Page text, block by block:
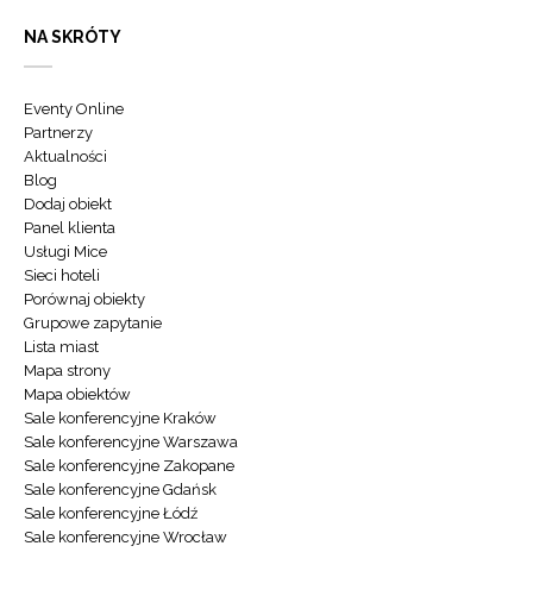
NA SKRÓTY
Eventy Online
Partnerzy
Aktualności
Blog
Dodaj obiekt
Panel klienta
Usługi Mice
Sieci hoteli
Porównaj obiekty
Grupowe zapytanie
Lista miast
Mapa strony
Mapa obiektów
Sale konferencyjne Kraków
Sale konferencyjne Warszawa
Sale konferencyjne Zakopane
Sale konferencyjne Gdańsk
Sale konferencyjne Łódź
Sale konferencyjne Wrocław